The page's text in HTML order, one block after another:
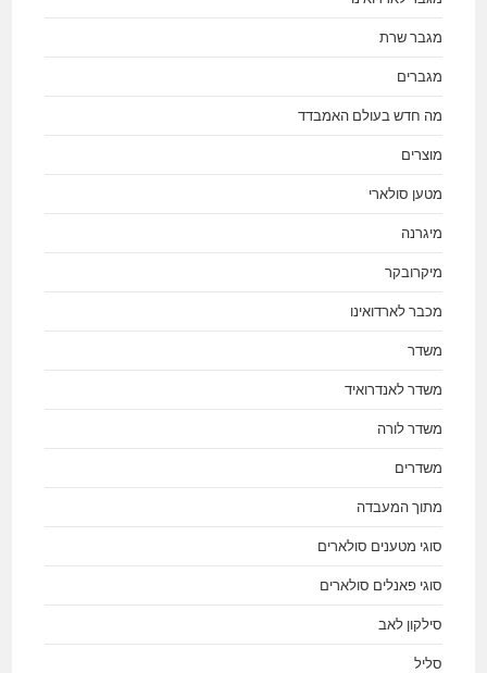
מגבר שרת
מגברים
מה חדש בעולם האמבדד
מוצרים
מטען סולארי
מיגרנה
מיקרובקר
מכבר לארדואינו
משדר
משדר לאנדרואיד
משדר לורה
משדרים
מתוך המעבדה
סוגי מטענים סולארים
סוגי פאנלים סולארים
סילקון לאב
סליל